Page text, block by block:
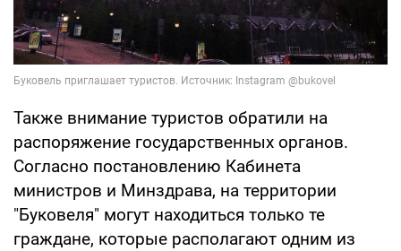
Также внимание туристов обратили на
распоряжение государственных органов.
Согласно постановлению Кабинета
министров и Минздрава, на территории
"Буковеля" могут находиться только те
граждане, которые располагают одним из